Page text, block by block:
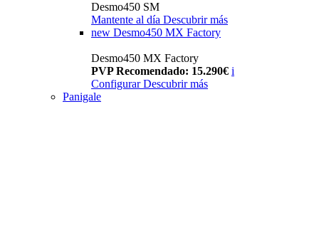
Desmo450 SM
Mantente al día Descubrir más
new Desmo450 MX Factory
Desmo450 MX Factory
PVP Recomendado: 15.290€ i
Configurar Descubrir más
Panigale